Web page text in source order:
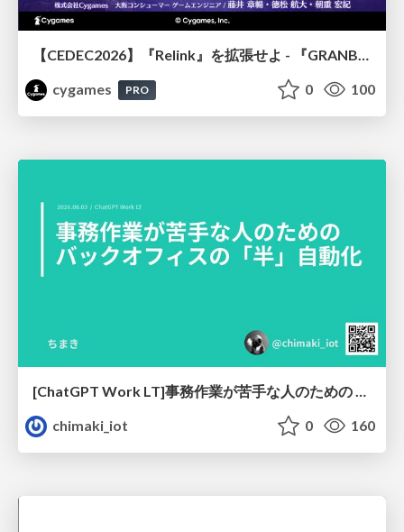
【CEDEC2026】『Relink』を拡張せよ - 『GRANBLUE FANTASY: Relink - Endless Ragnarok』の開発速度と品質を守るCI運用
cygames
PRO 0 100
chimaki_iot
0 160